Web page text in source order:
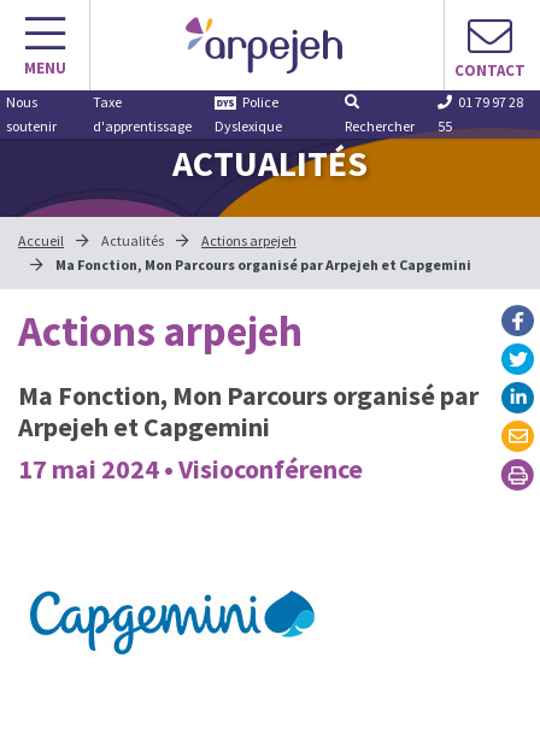
Aller
contenu
MENU CONTACT
Nous
soutenir
Taxe
d'apprentissage
Police
Dyslexique
Rechercher
01 79 97 28
55
ACTUALITÉS
Accueil Actualités
Actions arpejeh
Ma Fonction, Mon Parcours organisé par Arpejeh et Capgemini
Actions arpejeh
Ma Fonction, Mon Parcours organisé par
Arpejeh et Capgemini
17 mai 2024 • Visioconférence